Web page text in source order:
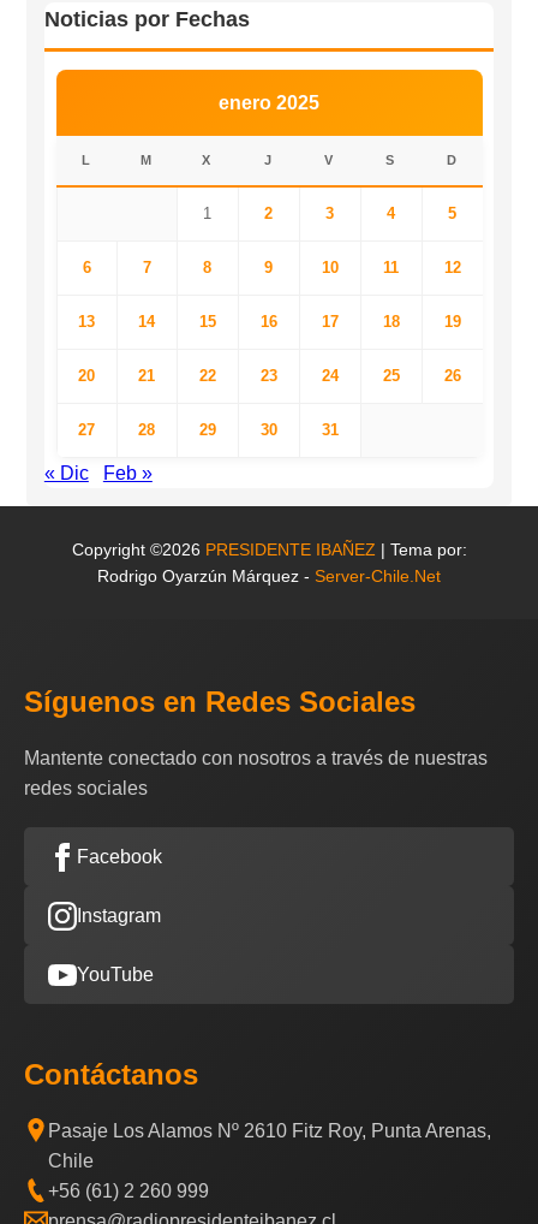
Noticias por Fechas
enero 2025
L M X J V S D
1 2 3 4 5
6 7 8 9 10 11 12
13 14 15 16 17 18 19
20 21 22 23 24 25 26
27 28 29 30 31
« Dic Feb »
Copyright ©2026 PRESIDENTE IBAÑEZ | Tema por:
Rodrigo Oyarzún Márquez - Server-Chile.Net
Síguenos en Redes Sociales
Mantente conectado con nosotros a través de nuestras
redes sociales
Facebook
Instagram
YouTube
Contáctanos
Pasaje Los Alamos Nº 2610 Fitz Roy, Punta Arenas,
Chile
+56 (61) 2 260 999